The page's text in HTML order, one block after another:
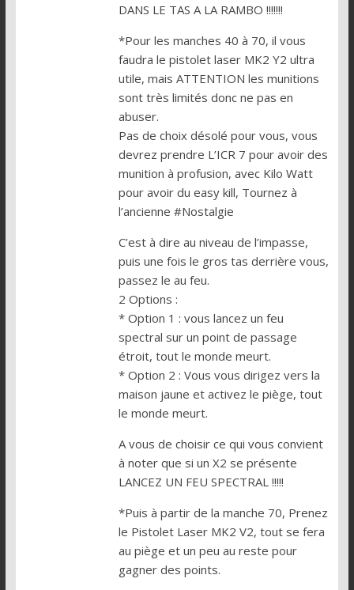
DANS LE TAS A LA RAMBO !!!!!!!
*Pour les manches 40 à 70, il vous
faudra le pistolet laser MK2 Y2 ultra
utile, mais ATTENTION les munitions
sont très limités donc ne pas en
abuser.
Pas de choix désolé pour vous, vous
devrez prendre L’ICR 7 pour avoir des
munition à profusion, avec Kilo Watt
pour avoir du easy kill, Tournez à
l’ancienne #Nostalgie
C’est à dire au niveau de l’impasse,
puis une fois le gros tas derrière vous,
passez le au feu.
2 Options :
* Option 1 : vous lancez un feu
spectral sur un point de passage
étroit, tout le monde meurt.
* Option 2 : Vous vous dirigez vers la
maison jaune et activez le piège, tout
le monde meurt.
A vous de choisir ce qui vous convient
à noter que si un X2 se présente
LANCEZ UN FEU SPECTRAL !!!!!
*Puis à partir de la manche 70, Prenez
le Pistolet Laser MK2 V2, tout se fera
au piège et un peu au reste pour
gagner des points.